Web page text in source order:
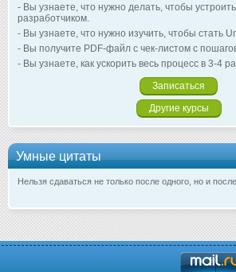
- Вы узнаете, что нужно делать, чтобы
разработчиком.
- Вы узнаете, что нужно изучить, чтобы стать
- Вы получите PDF-файл с чек-листом с
- Вы узнаете, как ускорить весь процесс в 3-4
Записаться
Другие курсы
Умные цитаты
Нельзя сдаваться не только после одного, но и